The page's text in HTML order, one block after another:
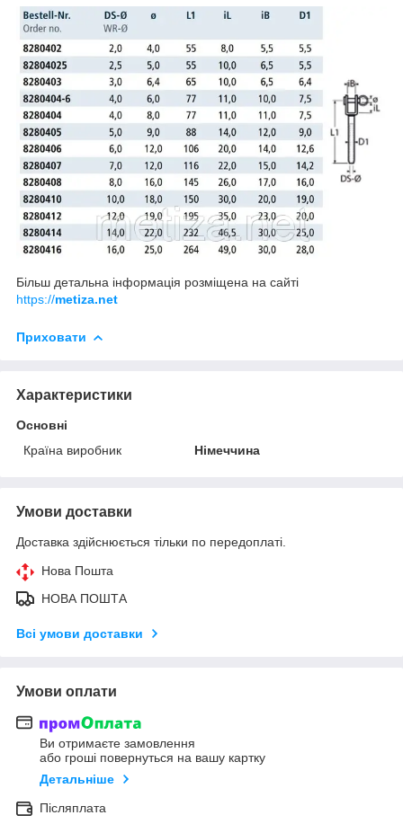
Більш детальна інформація розміщена на сайті
https://metiza.net
Приховати
Характеристики
Основні
Країна виробник
Німеччина
Умови доставки
Доставка здійснюється тільки по передоплаті.
Нова Пошта
НОВА ПОШТА
Всі умови доставки
Умови оплати
Ви отримаєте замовлення
або гроші повернуться на вашу картку
Детальніше
Післяплата